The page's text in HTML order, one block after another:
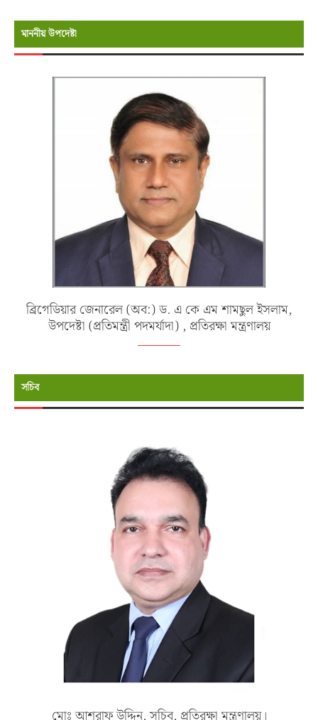
মাননীয় উপদেষ্টা
ব্রিগেডিয়ার জেনারেল (অব:) ড. এ কে এম শামছুল ইসলাম,
উপদেষ্টা (প্রতিমন্ত্রী পদমর্যাদা) , প্রতিরক্ষা মন্ত্রণালয়
সচিব